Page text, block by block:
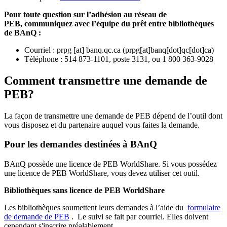
Pour toute question sur l’adhésion au réseau de
PEB, communiquez avec l’équipe du prêt entre bibliothèques
de BAnQ :
Courriel : prpg [at] banq.qc.ca (prpg[at]banq[dot]qc[dot]ca)
Téléphone : 514 873-1101, poste 3131, ou 1 800 363-9028
Comment transmettre une demande de
PEB?
La façon de transmettre une demande de PEB dépend de l’outil dont
vous disposez et du partenaire auquel vous faites la demande.
Pour les demandes destinées à BAnQ
BAnQ possède une licence de PEB WorldShare. Si vous possédez
une licence de PEB WorldShare, vous devez utiliser cet outil.
Bibliothèques sans licence de PEB WorldShare
Les bibliothèques soumettent leurs demandes à l’aide du formulaire
de demande de PEB . Le suivi se fait par courriel. Elles doivent